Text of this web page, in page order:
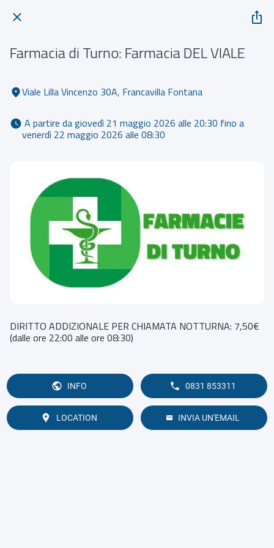
Farmacia di Turno: Farmacia DEL VIALE
Viale Lilla Vincenzo 30A, Francavilla Fontana
venerdì 22 maggio 2026 alle 08:30
DIRITTO ADDIZIONALE PER CHIAMATA NOTTURNA: 7,50€
(dalle ore 22:00 alle ore 08:30)
INFO 0831 853311
LOCATION INVIA UN'EMAIL